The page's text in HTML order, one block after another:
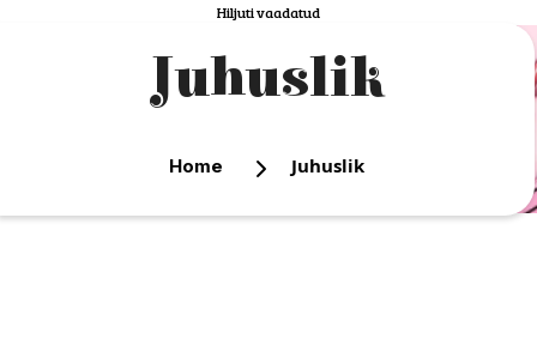
Hiljuti vaadatud
Juhuslik
Home Juhuslik